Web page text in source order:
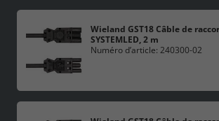
Wieland GST18 Câble de
SYSTEMLED, 2 m
Numéro d’article: 240300-02